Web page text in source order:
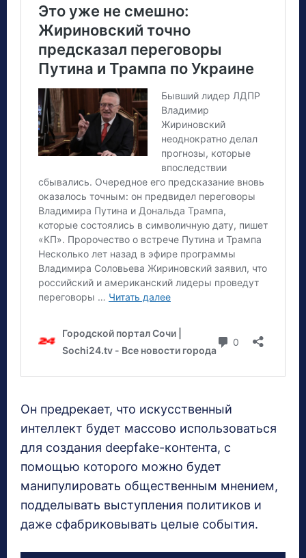
Он предрекает, что искусственный
интеллект будет массово использоваться
для создания deepfake-контента, с
помощью которого можно будет
манипулировать общественным мнением,
подделывать выступления политиков и
даже сфабриковывать целые события.